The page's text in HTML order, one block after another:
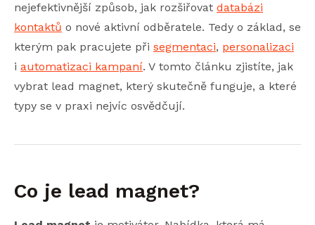
nejefektivnější způsob, jak rozšiřovat databázi
kontaktů o nové aktivní odběratele. Tedy o základ, se
kterým pak pracujete při segmentaci, personalizaci
i automatizaci kampaní. V tomto článku zjistíte, jak
vybrat lead magnet, který skutečně funguje, a které
typy se v praxi nejvíc osvědčují.
Co je lead magnet?